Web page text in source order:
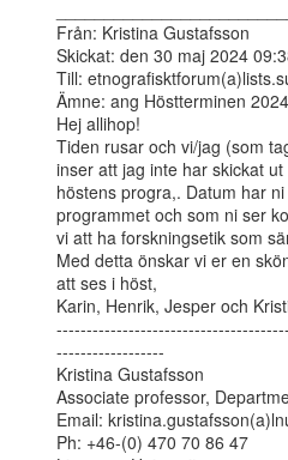
Från: Kristina Gustafsson
Skickat: den 30 maj 2024
Till:
Ämne: ang Höstterminen 2024
Hej allihop!
Tiden rusar och vi/jag (som
inser att jag inte har skickat ut
höstens progra,. Datum har
programmet och som ni ser
vi att ha forskningsetik som
Med detta önskar vi er en
att ses i höst,
Karin, Henrik, Jesper och
------------------
Kristina Gustafsson
Associate professor,
Email:
Ph: +46-(0) 470 70 86 47